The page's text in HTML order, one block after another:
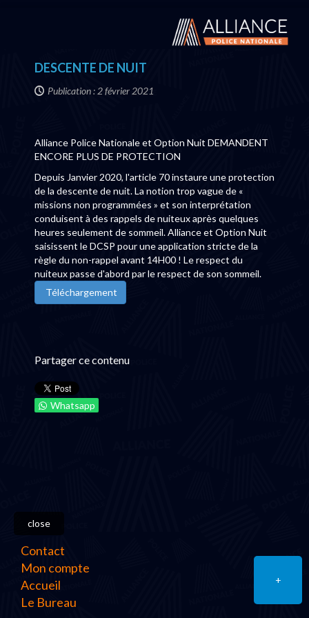
DESCENTE DE NUIT
Publication : 2 février 2021
Alliance Police Nationale et Option Nuit DEMANDENT
ENCORE PLUS DE PROTECTION
Depuis Janvier 2020, l'article 70 instaure une protection
de la descente de nuit. La notion trop vague de «
missions non programmées » et son interprétation
conduisent à des rappels de nuiteux après quelques
heures seulement de sommeil. Alliance et Option Nuit
saisissent le DCSP pour une application stricte de la
règle du non-rappel avant 14H00 ! Le respect du
nuiteux passe d'abord par le respect de son sommeil.
Téléchargement
Partager ce contenu
Whatsapp
+
close
Contact
Mon compte
Accueil
Le Bureau